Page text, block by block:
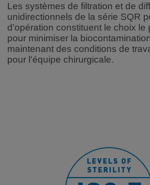
Les systèmes de filtration et de
unidirectionnels de la série SQR
d'opération constituent le choix le
pour minimiser la
maintenant des conditions de
pour l'équipe chirurgicale.